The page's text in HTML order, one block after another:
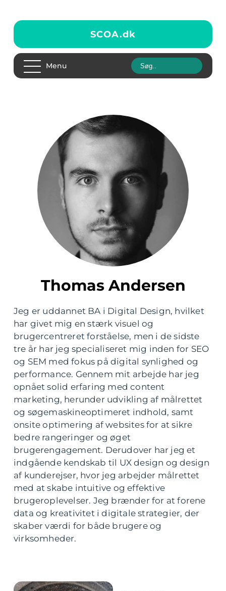
SCOA.dk
Menu
Thomas Andersen
Jeg er uddannet BA i Digital Design, hvilket
har givet mig en stærk visuel og
brugercentreret forståelse, men i de sidste
tre år har jeg specialiseret mig inden for SEO
og SEM med fokus på digital synlighed og
performance. Gennem mit arbejde har jeg
opnået solid erfaring med content
marketing, herunder udvikling af målrettet
og søgemaskineoptimeret indhold, samt
onsite optimering af websites for at sikre
bedre rangeringer og øget
brugerengagement. Derudover har jeg et
indgående kendskab til UX design og design
af kunderejser, hvor jeg arbejder målrettet
med at skabe intuitive og effektive
brugeroplevelser. Jeg brænder for at forene
data og kreativitet i digitale strategier, der
skaber værdi for både brugere og
virksomheder.